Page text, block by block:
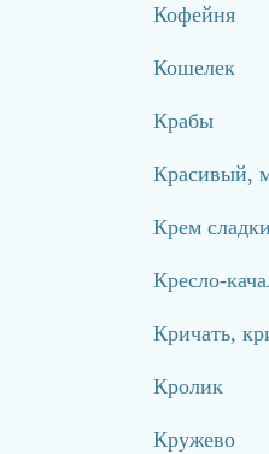
Кофейня
Кошелек
Крабы
Красивый,
Крем
Кресло-
Кричать,
Кролик
Кружево